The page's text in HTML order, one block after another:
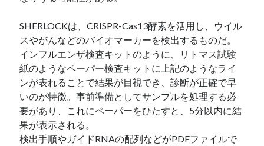
SHERLOCKは、CRISPR-Cas13酵素を活用し、ウイル
スやがんなどのバイオマーカーを検出するものだ。
インフルエンザ検査キットのように、リトマス試験
紙のようなペーパー検査キットに上記のようなライ
ンが表れることで結果が目視でき、診断が正確で早
いのが特徴。事前準備としてサンプルを処理する必
要があり、これにペーパーをひたすと、5分以内に結
果が表示される。
検出手順やガイドRNAの配列などがPDFファイルで